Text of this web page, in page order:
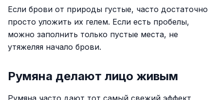
Если брови от природы густые, часто достаточно
просто уложить их гелем. Если есть пробелы,
можно заполнить только пустые места, не
утяжеляя начало брови.
Румяна делают лицо живым
Румяна часто дают тот самый свежий эффект,